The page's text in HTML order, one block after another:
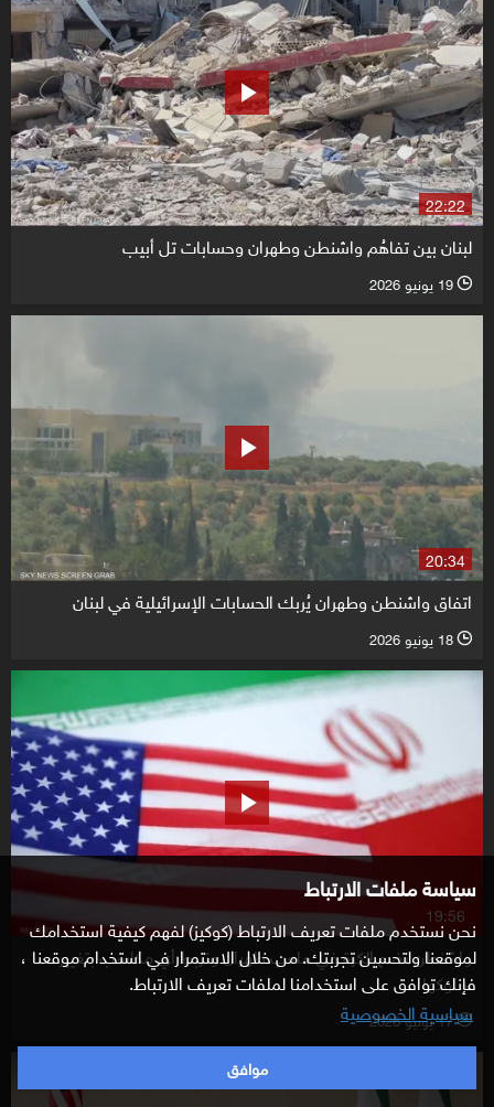
سياسة ملفات الارتباط
نحن نستخدم ملفات تعريف الارتباط (كوكيز) لفهم كيفية استخدامك
لموقعنا ولتحسين تجربتك. من خلال الاستمرار في استخدام موقعنا ،
فإنك توافق على استخدامنا لملفات تعريف الارتباط.
سياسية الخصوصية
موافق
22:22
لبنان بين تفاهُم واشنطن وطهران وحسابات تل أبيب
l 19 يونيو 2026
20:34
اتفاق واشنطن وطهران يُربك الحسابات الإسرائيلية في لبنان
l 18 يونيو 2026
19:56
واشنطن تضع الكرة في ملعب طهران وتربط أي مكاسب بتغيير
سلوكها
l 17 يونيو 2026